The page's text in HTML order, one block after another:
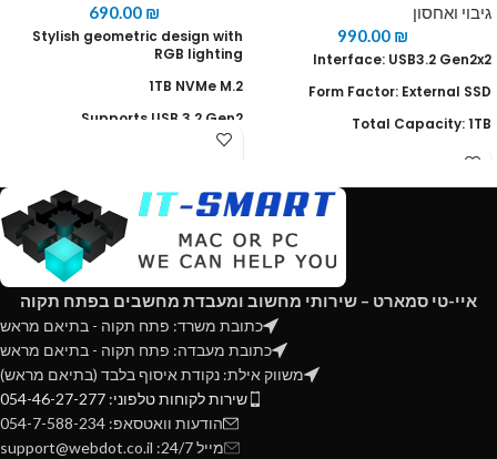
גיבוי ואחסון
990.00 ₪
Interface: USB3.2 Gen2x2
Form Factor: External SSD
Total Capacity: 1TB
NAND: 3D TLC NAND Flash
Read speed: Up to 2,000 MB/s
Write speed: Up to 2,000 MB/s
ASMedia ASM3242 USB 3.2 Gen
Sopport: PCIe x4, x8, x16 slot
690.00 ₪
Stylish geometric design with
RGB lighting
1TB NVMe M.2
Supports USB 3.2 Gen2
Works with latest game consoles
איי-טי סמארט – שירותי מחשוב ומעבדת מחשבים בפתח תקוה
כתובת משרד: פתח תקוה - בתיאם מראש
כתובת מעבדה: פתח תקוה - בתיאם מראש
משווק אילת: נקודת איסוף בלבד (בתיאם מראש)
שירות לקוחות טלפוני: 054-46-27-277
הודעות וואטסאפ: 054-7-588-234
מייל 24/7: support@webdot.co.il